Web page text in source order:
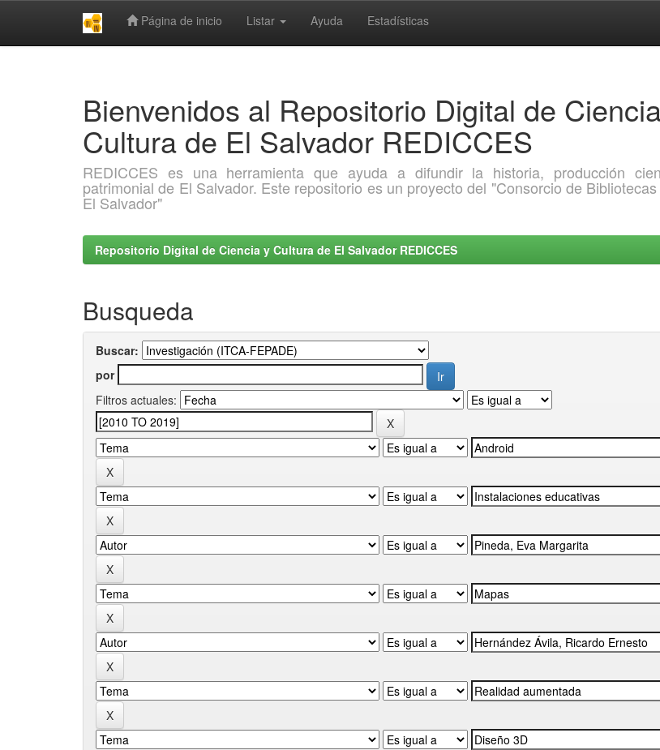
Página de inicio Listar Ayuda Estadísticas
Bienvenidos al Repositorio Digital de
Cultura de El Salvador REDICCES
REDICCES es una herramienta que ayuda a difundir la historia, producción
patrimonial de El Salvador. Este repositorio es un proyecto del "Consorcio de
El Salvador"
Repositorio Digital de Ciencia y Cultura de El Salvador REDICCES
Busqueda
Buscar:
por
Filtros actuales: